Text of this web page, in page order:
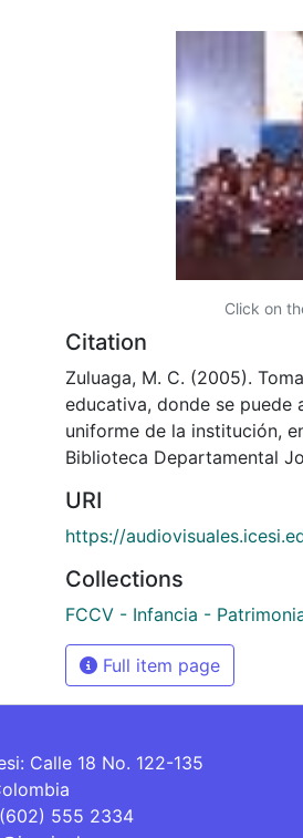
Click on
Citation
Zuluaga, M. C. (2005).
educativa, donde se puede
uniforme de la institución,
Biblioteca Departamental
URI
https://
Collections
FCCV - Infancia -
Full item page
Calle 18 No. 122-135
555 2334